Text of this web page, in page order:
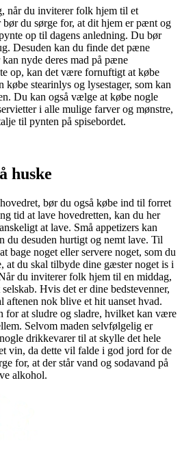
når du inviterer folk hjem til et
bør du sørge for, at dit hjem er pænt og
op til dagens anledning. Du bør
Desuden kan du finde det pæne
nyde deres mad på pæne
op, kan det være fornuftigt at købe
stearinlys og lysestager, som kan
Du kan også vælge at købe nogle
i alle mulige farver og mønstre,
til pynten på spisebordet.
huske
bør du også købe ind til forret
tid at lave hovedretten, kan du her
at lave. Små appetizers kan
desuden hurtigt og nemt lave. Til
bage noget eller servere noget, som du
at du skal tilbyde dine gæster noget is i
du inviterer folk hjem til en middag,
Hvis det er dine bedstevenner,
aftenen nok blive et hit uanset hvad.
for at sludre og sladre, hvilket kan være
Selvom maden selvfølgelig er
drikkevarer til at skylle det hele
vin, da dette vil falde i god jord for de
for, at der står vand og sodavand på
alkohol.